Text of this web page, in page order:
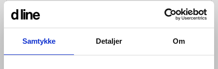
Samtykke Detaljer Om
Vores armaturer kan bygges ind i væggen eller
monteres på eller ved vasken. Ved begge løsninger
bliver fornøjelsen den samme; grebet bevæges i